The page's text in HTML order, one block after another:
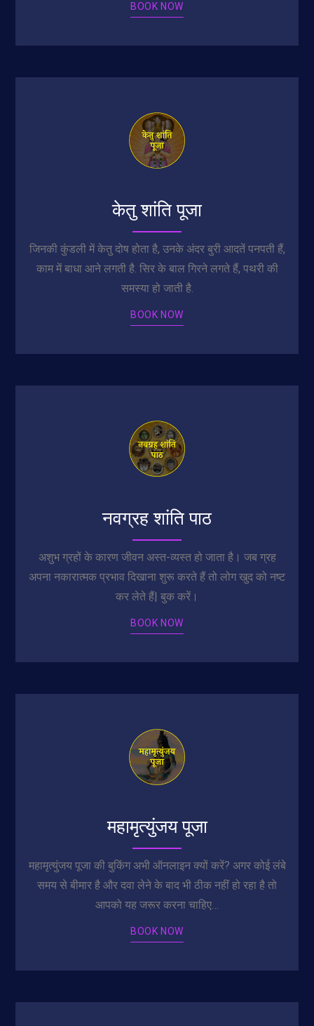
BOOK NOW
केतु शांति पूजा
जिनकी कुंडली में केतु दोष होता है, उनके अंदर बुरी आदतें पनपती हैं,
काम में बाधा आने लगती है. सिर के बाल गिरने लगते हैं, पथरी की
समस्या हो जाती है.
BOOK NOW
नवग्रह शांति पाठ
अशुभ ग्रहों के कारण जीवन अस्त-व्यस्त हो जाता है। जब ग्रह
अपना नकारात्मक प्रभाव दिखाना शुरू करते हैं तो लोग खुद को नष्ट
कर लेते हैं| बुक करें।
BOOK NOW
महामृत्युंजय पूजा
महामृत्युंजय पूजा की बुकिंग अभी ऑनलाइन क्यों करें? अगर कोई लंबे
समय से बीमार है और दवा लेने के बाद भी ठीक नहीं हो रहा है तो
आपको यह जरूर करना चाहिए…
BOOK NOW